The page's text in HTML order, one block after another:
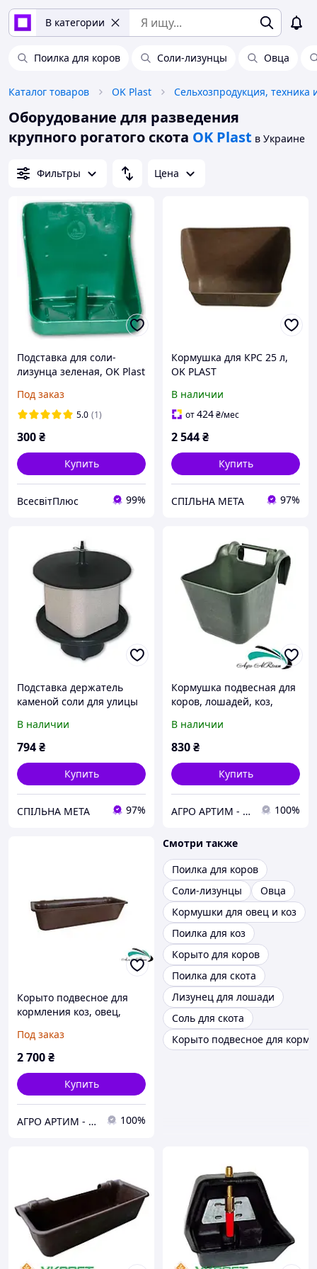
В категории
Поилка для коров Соли-лизунцы Овца
Каталог товаров OK Plast
Оборудование для разведения
крупного рогатого скота OK Plast в Украине
Фильтры Цена
Подставка для соли-
лизунца зеленая, OK Plast
Под заказ
5.0 (1)
300₴
Купить
ВсесвітПлюс 99%
Кормушка для КРС 25 л,
OK PLAST
В наличии
от424₴/мес
2 544₴
Купить
СПІЛЬНА МЕТА 97%
Подставка держатель
каменой соли для улицы
В наличии
794₴
Купить
СПІЛЬНА МЕТА 97%
Кормушка подвесная для
коров, лошадей, коз,
Дания
В наличии
830₴
Купить
АГРО АРТИМ - Ветеринарное оборудование и препараты для животноводства и птицеводства 100%
Корыто подвесное для
кормления коз, овец,
Plast , Дания
Под заказ
2 700₴
Купить
АГРО АРТИМ - Ветеринарное оборудование и препараты для животноводства и птицеводства 100%
Смотри также
Поилка для коров
Соли-лизунцы
Овца
Кормушки для овец и коз
Поилка для коз
Корыто для коров
Поилка для скота
Лизунец для лошади
Соль для скота
Корыто подвесное для